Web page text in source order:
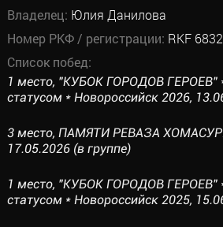
Владелец: Юлия Данилова
Номер РКФ / регистрации: RKF
Список побед:
1 место, "КУБОК ГОРОДОВ
статусом * Новороссийск 2026,
3 место, ПАМЯТИ РЕВАЗА
17.05.2026 (в группе)
1 место, "КУБОК ГОРОДОВ
статусом * Новороссийск 2025,